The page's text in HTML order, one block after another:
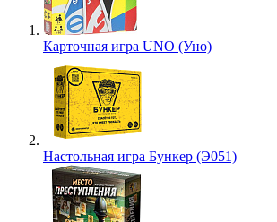
Карточная игра UNO (Уно)
Настольная игра Бункер (Э051)